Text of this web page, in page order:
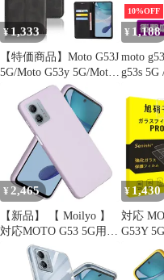
変防止/
防止/柔
薄/透明
¥1,333
【特価商品】Moto G53J
5G/Moto G53y 5G/Moto
G53 5G ケース 手帳型
Moto G53J 5G/Moto
G53y 5G/Moto G53 5G
手帳型 ケース カバー
PUレザー カード収納
財布型 耐衝撃 ケース
マグネッ
10%OFF
¥ 1,188
moto
g53s 5G
沢 モ
衝撃吸
¥ 2,465
【新品】 【 Moilyo 】
対応MOTO G53 5G用の
ケース シリコン レンズ
保護（パープル）モト
ローラ モトG53y 5G用
¥ 1,430
対応
G53Y
ム 【
旭硝子
G53J